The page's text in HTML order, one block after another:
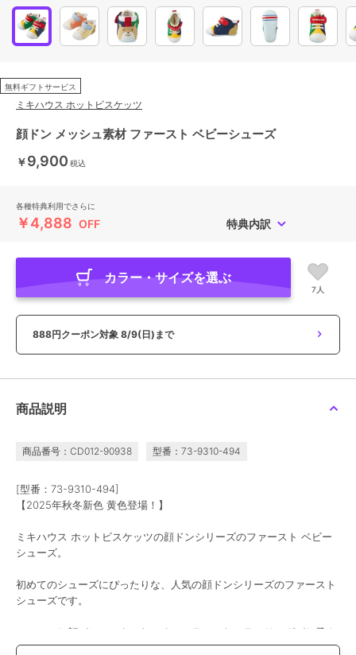
無料ギフトサービス
ミキハウス ホットビスケッツ
顔ドン メッシュ素材 ファースト ベビーシューズ
￥9,900 税込
各種特典利用でさらに
￥4,888 OFF 特典内訳
カラー・サイズを選ぶ
7人
888円クーポン対象 8/9(日)まで
商品説明
商品番号：CD012-90938 型番：73-9310-494
[型番：73-9310-494]
【2025年秋冬新色 黄色登場！】
ミキハウス ホットビスケッツの顔ドンシリーズのファースト ベビー
シューズ。
初めてのシューズにぴったりな、人気の顔ドンシリーズのファースト
シューズです。
かかとのお顔がとってもかわいく、カラフルなカラーリングがお子さ
まの足元を彩ります。